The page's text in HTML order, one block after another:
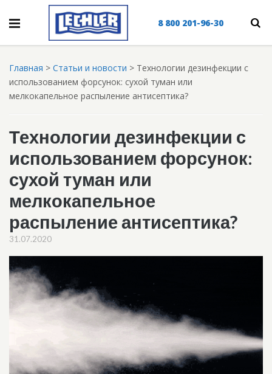
8 800 201-96-30
Главная >Статьи и новости > Технологии дезинфекции с
использованием форсунок: сухой туман или
мелкокапельное распыление антисептика?
Технологии дезинфекции с
использованием форсунок:
сухой туман или
мелкокапельное
распыление антисептика?
31.07.2020